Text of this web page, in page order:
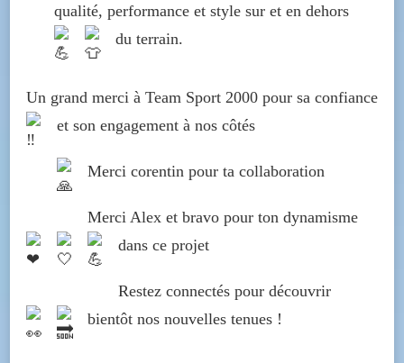
qualité, performance et style sur et en dehors
du terrain.
Un grand merci à Team Sport 2000 pour sa confiance
et son engagement à nos côtés
Merci corentin pour ta collaboration
Merci Alex et bravo pour ton dynamisme
dans ce projet
Restez connectés pour découvrir
bientôt nos nouvelles tenues !